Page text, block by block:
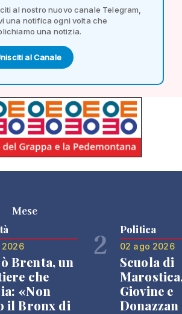
al nostro nuovo canale Telegram,
una notifica ogni volta che
una notizia.
al Canale
Mese
2026
Brenta, un
che
«Non
il Bronx di
2 Politica
02 ago 2026
Scuola di
Giovine e
Donazzan